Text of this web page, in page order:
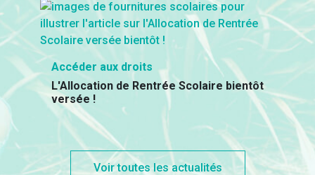
Accéder aux droits
L'Allocation de Rentrée Scolaire bientôt
versée !
Voir toutes les actualités